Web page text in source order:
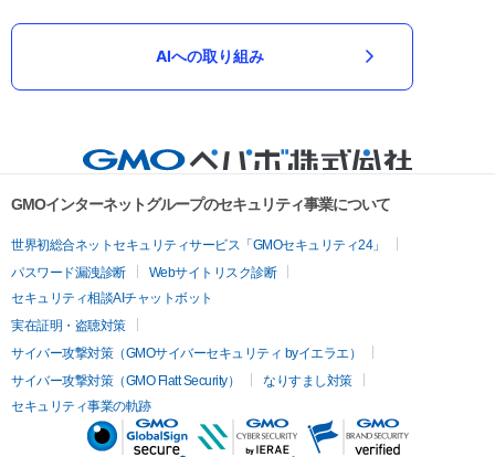
AIへの取り組み
GMOインターネットグループのセキュリティ事業について
世界初総合ネットセキュリティサービス「GMOセキュリティ24」
パスワード漏洩診断
Webサイトリスク診断
セキュリティ相談AIチャットボット
実在証明・盗聴対策
サイバー攻撃対策（GMOサイバーセキュリティ byイエラエ）
サイバー攻撃対策（GMO Flatt Security）
なりすまし対策
セキュリティ事業の軌跡